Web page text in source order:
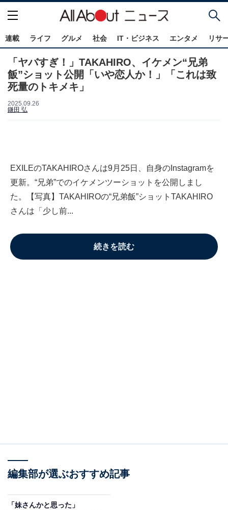
連載 ライフ グルメ 社会 IT・ビジネス エンタメ リサ
「ヤバすぎ！」TAKAHIRO、イケメン“兄弟
飯”ショット公開「いや恋人か！」「これは致
死量のトキメキ」
2025.09.26
鎌田 弘
EXILEのTAKAHIROさんは9月25日、自身のInstagramを
更新。“兄弟”でのイケメンツーショットを公開しまし
た。【写真】TAKAHIROの“兄弟飯”ショットTAKAHIRO
さんは「少し前...
続きを読む
編集部が選ぶおすすめ記事
「妹さんかと思った」